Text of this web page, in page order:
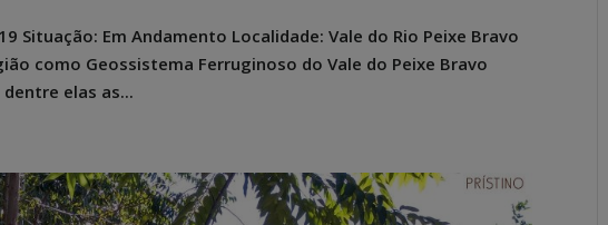
Situação: Em Andamento Localidade: Vale do Rio Peixe Bravo
como Geossistema Ferruginoso do Vale do Peixe Bravo
elas as...